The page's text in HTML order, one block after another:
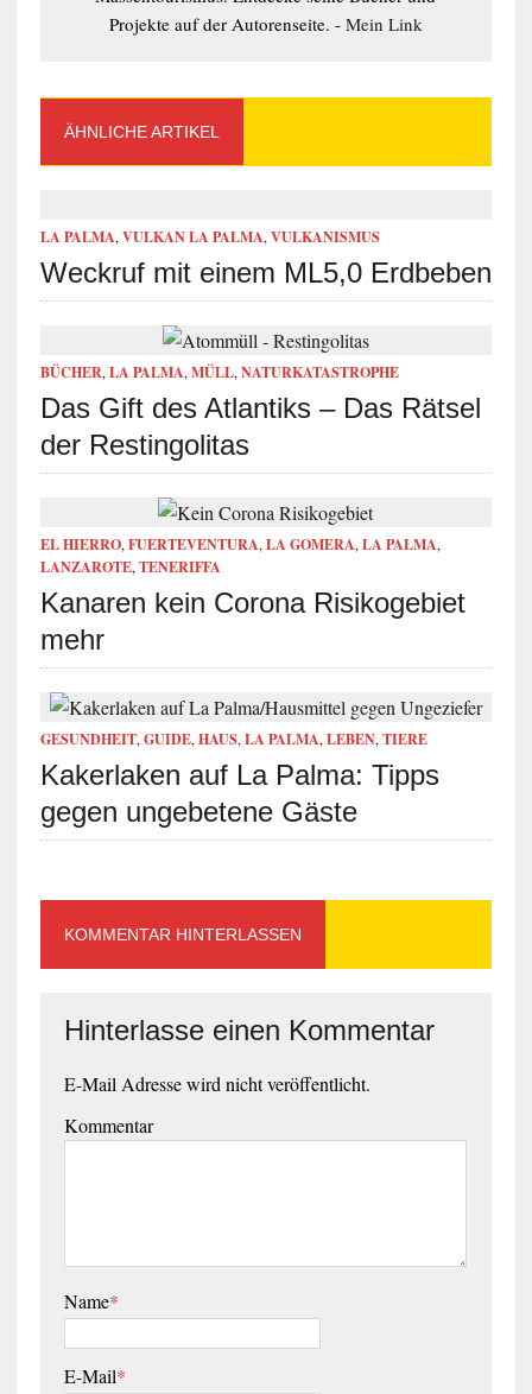
Projekte auf der Autorenseite. - Mein Link
ÄHNLICHE ARTIKEL
LA PALMA, VULKAN LA PALMA, VULKANISMUS
Weckruf mit einem ML5,0 Erdbeben
BÜCHER, LA PALMA, MÜLL, NATURKATASTROPHE
Das Gift des Atlantiks – Das Rätsel
der Restingolitas
EL HIERRO, FUERTEVENTURA, LA GOMERA, LA PALMA,
LANZAROTE, TENERIFFA
Kanaren kein Corona Risikogebiet
mehr
GESUNDHEIT, GUIDE, HAUS, LA PALMA, LEBEN, TIERE
Kakerlaken auf La Palma: Tipps
gegen ungebetene Gäste
KOMMENTAR HINTERLASSEN
Hinterlasse einen Kommentar
E-Mail Adresse wird nicht veröffentlicht.
Kommentar
Name*
E-Mail*